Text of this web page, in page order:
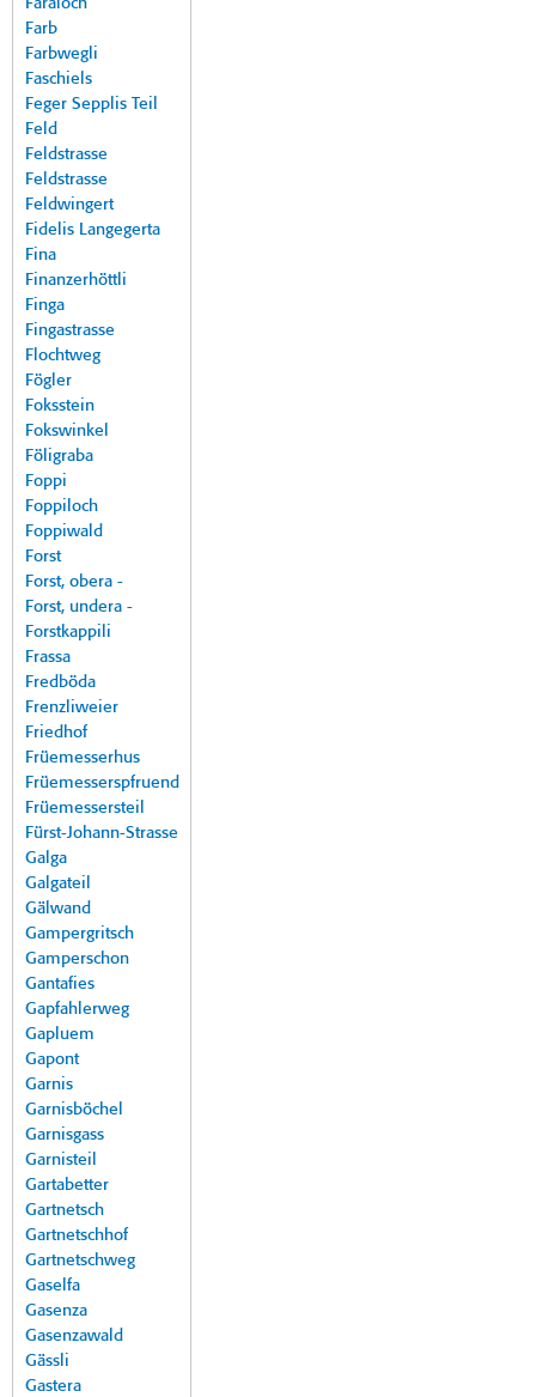
Faraloch
Farb
Farbwegli
Faschiels
Feger Sepplis Teil
Feld
Feldstrasse
Feldstrasse
Feldwingert
Fidelis Langegerta
Fina
Finanzerhöttli
Finga
Fingastrasse
Flochtweg
Fögler
Foksstein
Fokswinkel
Föligraba
Foppi
Foppiloch
Foppiwald
Forst
Forst, obera -
Forst, undera -
Forstkappili
Frassa
Fredböda
Frenzliweier
Friedhof
Früemesserhus
Früemesserspfruend
Früemessersteil
Fürst-Johann-Strasse
Galga
Galgateil
Gälwand
Gampergritsch
Gamperschon
Gantafies
Gapfahlerweg
Gapluem
Gapont
Garnis
Garnisböchel
Garnisgass
Garnisteil
Gartabetter
Gartnetsch
Gartnetschhof
Gartnetschweg
Gaselfa
Gasenza
Gasenzawald
Gässli
Gastera